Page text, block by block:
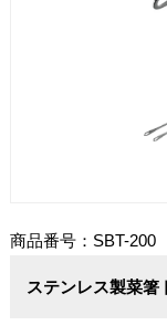
商品番号：SBT-200
ステンレス製菜箸